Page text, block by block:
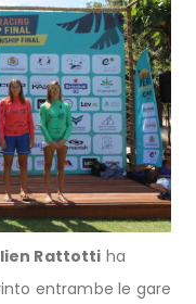
Rattotti ha
entrambe le gare